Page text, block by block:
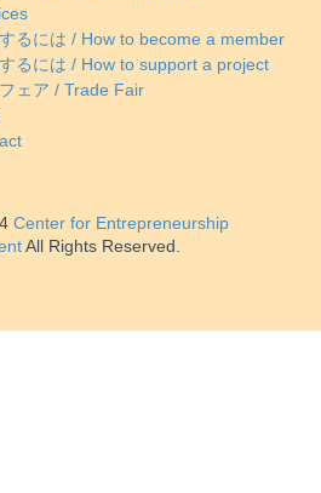
るには / How to become a member
るには / How to support a project
ェア / Trade Fair
Center for Entrepreneurship
All Rights Reserved.